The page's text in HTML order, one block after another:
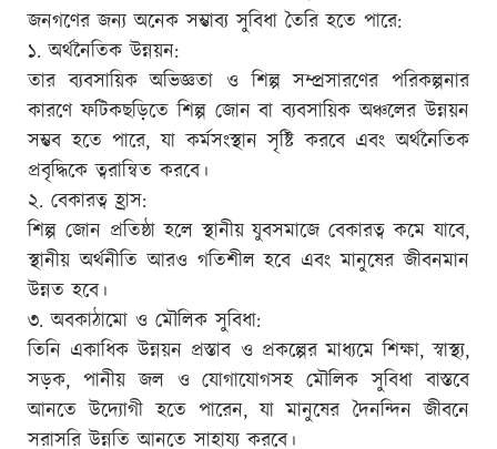
জনগণের জন্য অনেক সম্ভাব্য সুবিধা তৈরি হতে পারে:
১. অর্থনৈতিক উন্নয়ন:
তার ব্যবসায়িক অভিজ্ঞতা ও শিল্প সম্প্রসারণের পরিকল্পনার
কারণে ফটিকছড়িতে শিল্প জোন বা ব্যবসায়িক অঞ্চলের উন্নয়ন
সম্ভব হতে পারে, যা কর্মসংস্থান সৃষ্টি করবে এবং অর্থনৈতিক
প্রবৃদ্ধিকে ত্বরান্বিত করবে।
২. বেকারত্ব হ্রাস:
শিল্প জোন প্রতিষ্ঠা হলে স্থানীয় যুবসমাজে বেকারত্ব কমে যাবে,
স্থানীয় অর্থনীতি আরও গতিশীল হবে এবং মানুষের জীবনমান
উন্নত হবে।
৩. অবকাঠামো ও মৌলিক সুবিধা:
তিনি একাধিক উন্নয়ন প্রস্তাব ও প্রকল্পের মাধ্যমে শিক্ষা, স্বাস্থ্য,
সড়ক, পানীয় জল ও যোগাযোগসহ মৌলিক সুবিধা বাস্তবে
আনতে উদ্যোগী হতে পারেন, যা মানুষের দৈনন্দিন জীবনে
সরাসরি উন্নতি আনতে সাহায্য করবে।